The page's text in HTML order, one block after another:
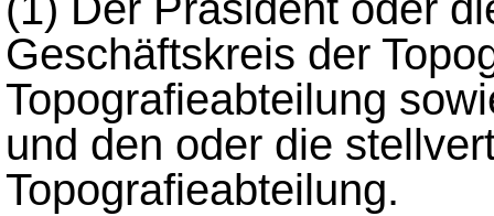
Geschäftskreis der
Topografieabteilung
und den oder die
Topografieabteilung.